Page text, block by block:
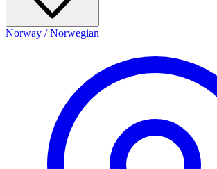
Norway / Norwegian